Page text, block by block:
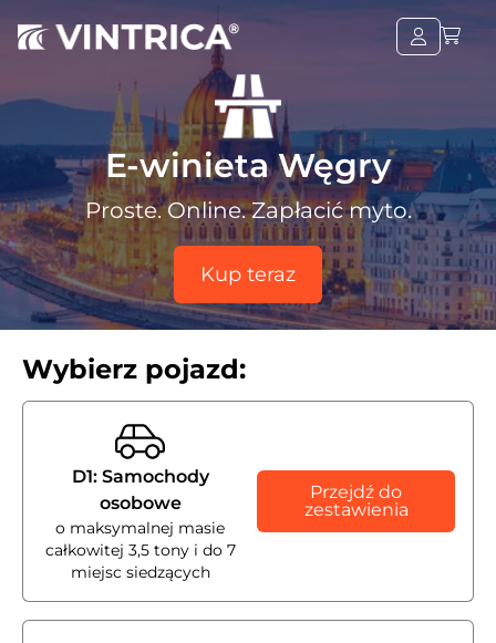
E-winieta Węgry
Proste. Online. Zapłacić myto.
Kup teraz
Wybierz pojazd:
D1: Samochody
osobowe
o maksymalnej masie
całkowitej 3,5 tony i do 7
miejsc siedzących
Przejdź do
zestawienia